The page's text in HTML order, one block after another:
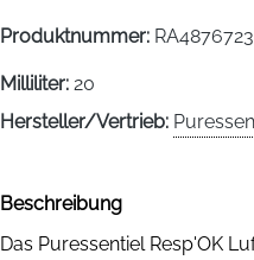
Produktnummer: RA4876723
Milliliter: 20
Hersteller/Vertrieb:
Beschreibung
Das Puressentiel Resp'OK